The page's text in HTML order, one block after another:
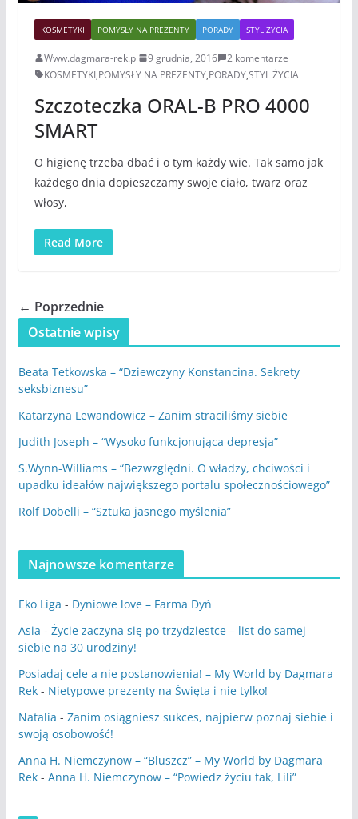
KOSMETYKI POMYSŁY NA PREZENTY PORADY STYL ŻYCIA
Www.dagmara-rek.pl 9 grudnia, 2016
2 komentarze
KOSMETYKI,POMYSŁY NA PREZENTY,PORADY,STYL ŻYCIA
Szczoteczka ORAL-B PRO 4000
SMART
O higienę trzeba dbać i o tym każdy wie. Tak samo jak
każdego dnia dopieszczamy swoje ciało, twarz oraz
włosy,
Read More
← Poprzednie
Ostatnie wpisy
Beata Tetkowska – “Dziewczyny Konstancina. Sekrety
seksbiznesu”
Katarzyna Lewandowicz – Zanim straciliśmy siebie
Judith Joseph – “Wysoko funkcjonująca depresja”
S.Wynn-Williams – “Bezwzględni. O władzy, chciwości i
upadku ideałów największego portalu społecznościowego”
Rolf Dobelli – “Sztuka jasnego myślenia”
Najnowsze komentarze
Eko Liga - Dyniowe love – Farma Dyń
Asia - Życie zaczyna się po trzydziestce – list do samej
siebie na 30 urodziny!
Posiadaj cele a nie postanowienia! – My World by Dagmara
Rek- Nietypowe prezenty na Święta i nie tylko!
Natalia - Zanim osiągniesz sukces, najpierw poznaj siebie i
swoją osobowość!
Anna H. Niemczynow – “Bluszcz” – My World by Dagmara
Rek- Anna H. Niemczynow – “Powiedz życiu tak, Lili”